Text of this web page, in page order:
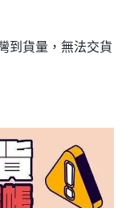
到貨量，無法交貨